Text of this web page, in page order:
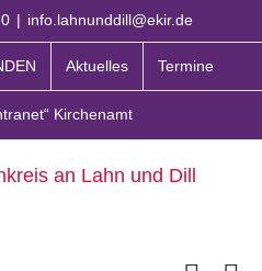
| info.lahnunddill@ekir.de
Aktuelles Termine
Kirchenamt